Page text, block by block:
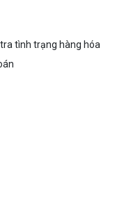
tình trạng hàng hóa